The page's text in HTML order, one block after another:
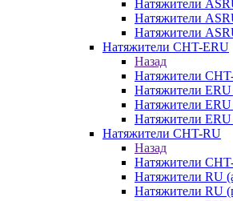
Натяжители
Натяжители
Натяжители
Натяжители CHT-ERU
Назад
Натяжители
Натяжители
Натяжители
Натяжители ERU
Натяжители CHT-RU
Назад
Натяжители
Натяжители RU
Натяжители RU